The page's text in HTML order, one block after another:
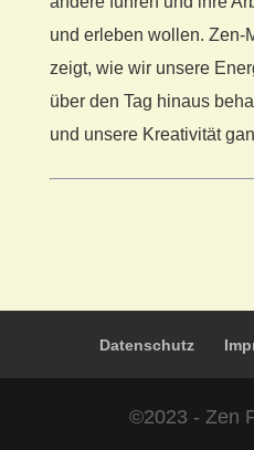
und erleben wollen. Zen-
zeigt, wie wir unsere
über den Tag hinaus
und unsere Kreativität
Datenschutz
©2023 - Zen